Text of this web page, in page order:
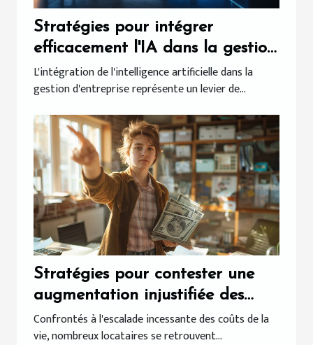
Stratégies pour intégrer
efficacement l'IA dans la gestion
d'entreprise
L'intégration de l'intelligence artificielle dans la
gestion d'entreprise représente un levier de...
Stratégies pour contester une
augmentation injustifiée des
charges locatives
Confrontés à l'escalade incessante des coûts de la
vie, nombreux locataires se retrouvent...